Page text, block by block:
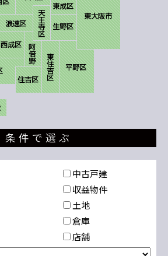
中古戸建
収益物件
土地
倉庫
店舗